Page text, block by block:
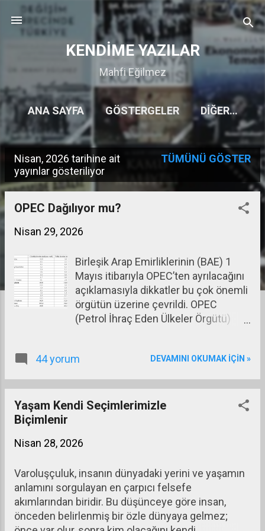
Ana içeriğe atla
KENDİME YAZILAR
Mahfi Eğilmez
ANA SAYFA GÖSTERGELER DIĞER…
K
a
Nisan, 2026 tarihine ait
yayınlar gösteriliyor
TÜMÜNÜ GÖSTER
OPEC Dağılıyor mu?
Nisan 29, 2026
Birleşik Arap Emirliklerinin (BAE) 1
Mayıs itibarıyla OPEC’ten ayrılacağını
açıklamasıyla dikkatler bu çok önemli
örgütün üzerine çevrildi. OPEC
(Petrol İhraç Eden Ülkeler Örgütü)
Kuveyt ve Venezuela) Bağdat’ta
Birliğin kuruluş amacı tüzüğünde
şöyle tanımlanıyor; “Tüketicilere
ve petrol endüstrisine yatırım
karşılığını adil bir şekilde almalarını
sağlamak amacıyla üye ülkelerin
petrol politikalarını koordine etmek,
birleştirmek ve petrol piyasalarının
44 yorum DEVAMINI OKUMAK IÇIN »
Yaşam Kendi Seçimlerimizle
Biçimlenir
Nisan 28, 2026
Varoluşçuluk, insanın dünyadaki yerini ve yaşamın
anlamını sorgulayan en çarpıcı felsefe
akımlarından biridir. Bu düşünceye göre insan,
önceden belirlenmiş bir özle dünyaya gelmez;